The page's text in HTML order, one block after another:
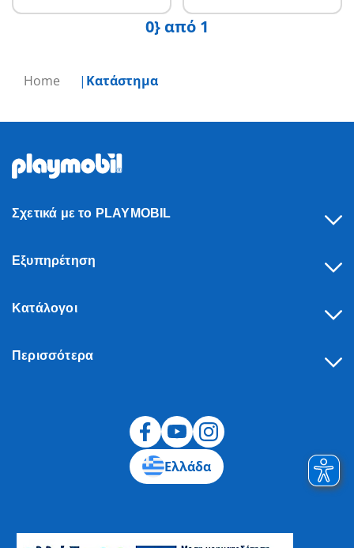
Home Κατάστημα
0} από 1
Σχετικά με το PLAYMOBIL
Εξυπηρέτηση
Κατάλογοι
Περισσότερα
Ελλάδα